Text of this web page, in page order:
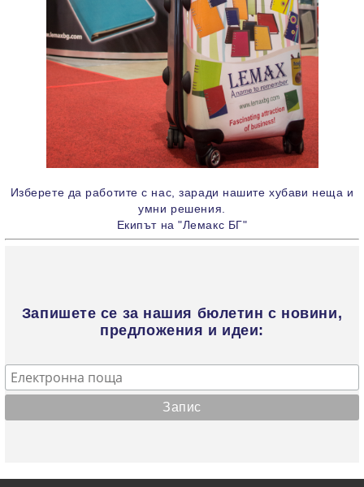
Изберете да работите с нас, заради нашите хубави неща и
умни решения.
Екипът на "Лемакс БГ"
Запишете се за нашия бюлетин с новини,
предложения и идеи: